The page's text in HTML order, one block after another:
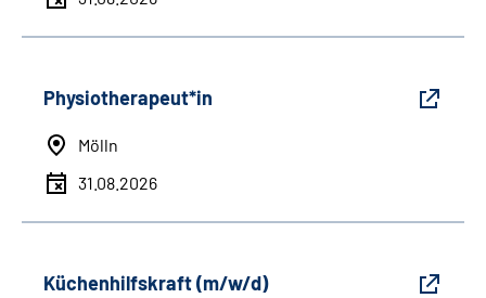
Physiotherapeut*in
Mölln
31.08.2026
Küchenhilfskraft (m/w/d)